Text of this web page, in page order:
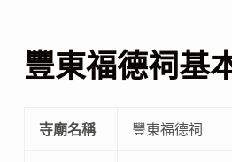
豐東福德祠基
寺廟名稱 豐東福德祠